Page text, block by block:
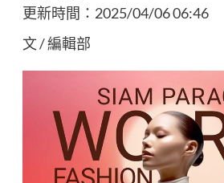
更新時間： 2025/04/06 06:46
文 / 編輯部